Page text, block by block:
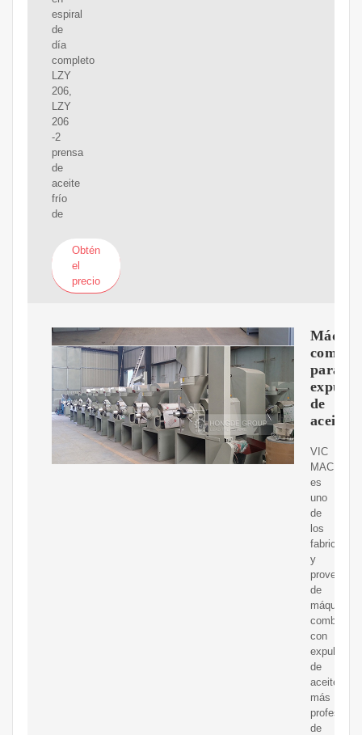
espiral
de
día
completo
LZY
206,
LZY
206
-2
prensa
de
aceite
frío
de
Obtén
el
precio
para
de
aceite
VIC
es
uno
de
los
fabricantes
y
de
máquinas
con
expulsor
de
aceite
más
de